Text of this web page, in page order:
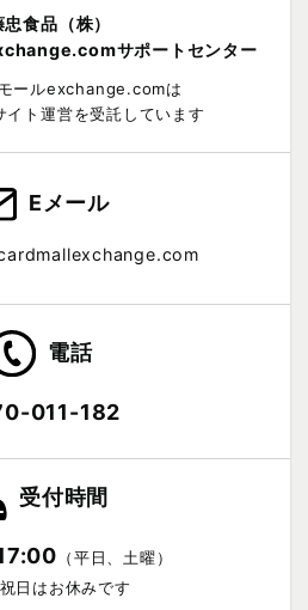
食品（株）
サポートセンター
ールexchange.comは
イト運営を受託しています
Eメール
電話
011-182
受付時間
（平日、土曜）
日はお休みです